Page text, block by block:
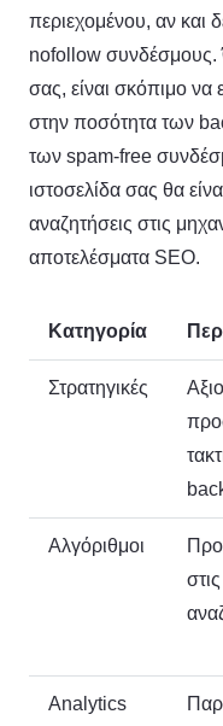
περιεχομένου, αν
nofollow συνδέσμους.
σας, είναι σκόπιμο να
στην ποσότητα των
των spam-free
ιστοσελίδα σας θα
αναζητήσεις στις
αποτελέσματα SEO.
Κατηγορία
Στρατηγικές
Αλγόριθμοι
Analytics